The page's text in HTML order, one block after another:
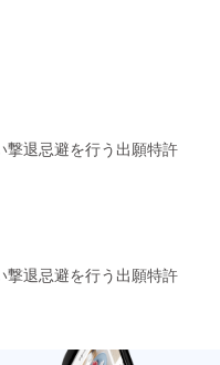
撃退忌避を行う出願特許
撃退忌避を行う出願特許